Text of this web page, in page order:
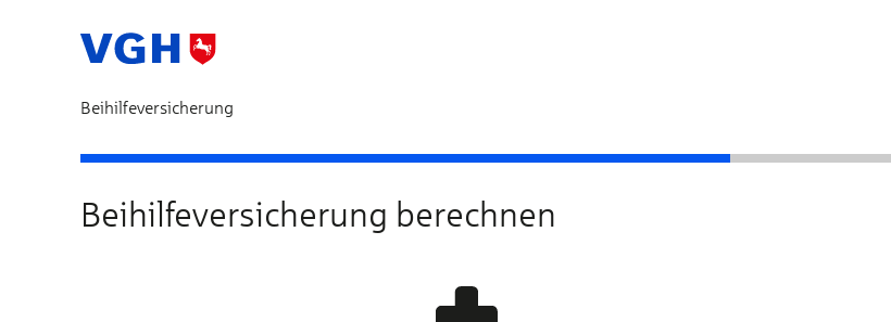
Beihilfeversicherung
Bedarfsermittlung Schutz auswählen
Beihilfeversicherung berechnen